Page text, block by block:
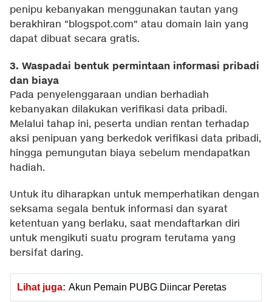
penipu kebanyakan menggunakan tautan yang
berakhiran "blogspot.com" atau domain lain yang
dapat dibuat secara gratis.
3. Waspadai bentuk permintaan informasi pribadi
dan biaya
Pada penyelenggaraan undian berhadiah
kebanyakan dilakukan verifikasi data pribadi.
Melalui tahap ini, peserta undian rentan terhadap
aksi penipuan yang berkedok verifikasi data pribadi,
hingga pemungutan biaya sebelum mendapatkan
hadiah.
Untuk itu diharapkan untuk memperhatikan dengan
seksama segala bentuk informasi dan syarat
ketentuan yang berlaku, saat mendaftarkan diri
untuk mengikuti suatu program terutama yang
bersifat daring.
Lihat juga: Akun Pemain PUBG Diincar Peretas